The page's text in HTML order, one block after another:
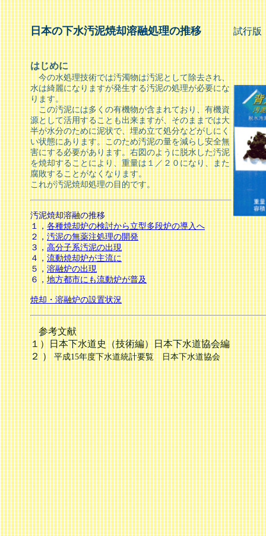
日本の下水汚泥焼却溶融処理の推移 試行版
清水
はじめに
今の水処理技術では汚濁物は汚泥として除去され、
水は綺麗になりますが発生する汚泥の処理が必要にな
ります。
この汚泥には多くの有機物が含まれており、有機資
源として活用することも出来ますが、そのままでは大
半が水分のために泥状で、埋め立て処分などがしにく
い状態にあります。このため汚泥の量を減らし安全無
害にする必要があります。右図のように脱水した汚泥
を焼却することにより、重量は１／２０になり、また
腐敗することがなくなります。
これが汚泥焼却処理の目的です。
汚泥焼却溶融の推移
１，各種焼却炉の検討から立型多段炉の導入へ
２，汚泥の無薬注処理の開発
３，高分子系汚泥の出現
４，流動焼却炉が主流に
５，溶融炉の出現
６，地方都市にも流動炉が普及
焼却・溶融炉の設置状況
参考文献
１）日本下水道史（技術編）日本下水道協会編
２ ）平成15年度下水道統計要覧 日本下水道協会